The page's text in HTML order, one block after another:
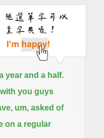
(0)
year and a half.
you guys
um, asked of
on a regular